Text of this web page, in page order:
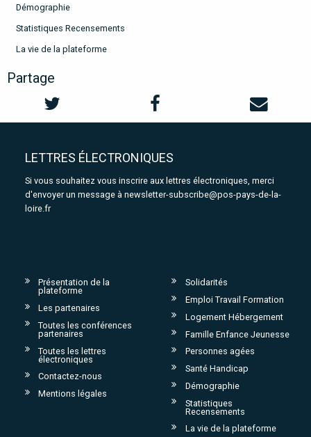
Démographie
Statistiques Recensements
La vie de la plateforme
Partage
LETTRES ÉLECTRONIQUES
Si vous souhaitez vous inscrire aux lettres électroniques, merci
d'envoyer un message à newsletter-subscribe@pos-pays-de-la-
loire.fr
Présentation de la
plateforme
Les partenaires
Toutes les conférences
partenaires
Toutes les lettres
électroniques
Contactez-nous
Mentions légales
Solidarités
Emploi Travail Formation
Logement Hébergement
Famille Enfance Jeunesse
Personnes agées
Santé Handicap
Démographie
Statistiques
Recensements
La vie de la plateforme